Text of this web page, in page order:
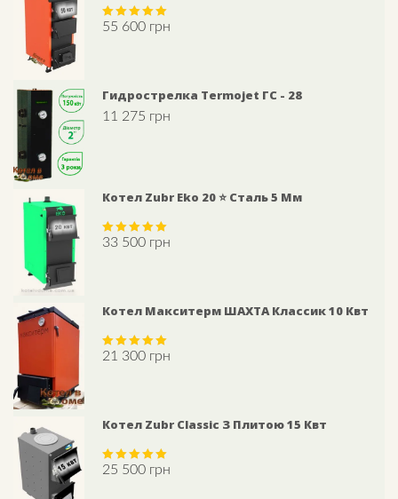
Rated5.00
55 600 грн
Гидрострелка Termojet ГС - 28
11 275 грн
Котел Zubr Eko 20 ⭐ Сталь 5 Мм
Rated5.00
33 500 грн
Котел Макситерм ШАХТА Классик 10 Квт
Rated5.00
21 300 грн
Котел Zubr Classic З Плитою 15 Квт
Rated5.00
25 500 грн